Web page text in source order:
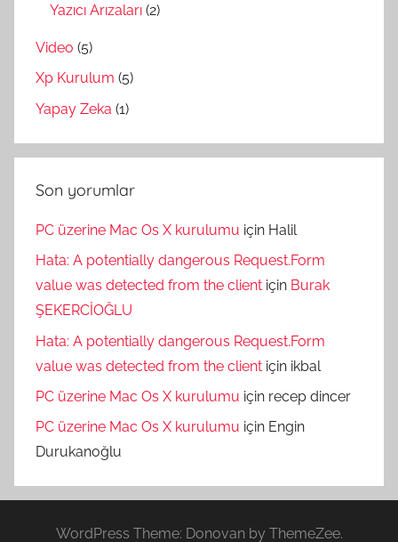
Yazıcı Arızaları (2)
Video (5)
Xp Kurulum (5)
Yapay Zeka (1)
Son yorumlar
PC üzerine Mac Os X kurulumu için Halil
Hata: A potentially dangerous Request.Form
value was detected from the client için Burak
ŞEKERCİOĞLU
Hata: A potentially dangerous Request.Form
value was detected from the client için ikbal
PC üzerine Mac Os X kurulumu için recep dincer
PC üzerine Mac Os X kurulumu için Engin
Durukanoğlu
WordPress Theme: Donovan by ThemeZee.